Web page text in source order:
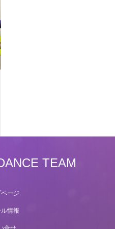
TEAM
ページ
情報